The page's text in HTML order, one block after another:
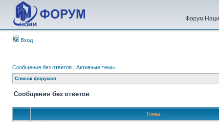
Форум
Вход
Сообщения без ответов | Активные темы
Список форумов
Сообщения без ответов
Темы